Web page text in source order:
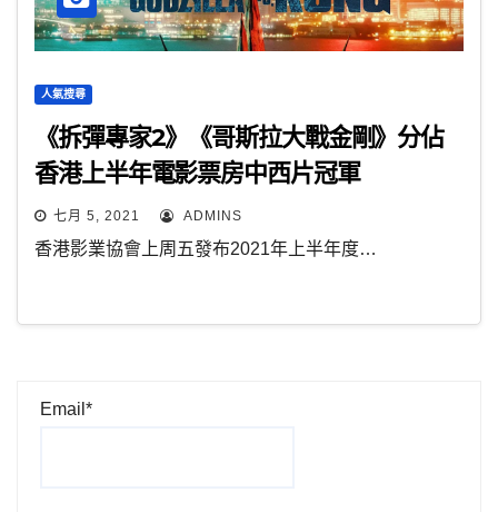
人氣搜尋
《拆彈專家2》《哥斯拉大戰金剛》分佔
香港上半年電影票房中西片冠軍
七月 5, 2021 ADMINS
香港影業協會上周五發布2021年上半年度…
Email*